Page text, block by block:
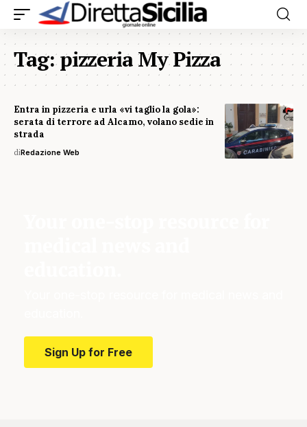
Tag:pizzeria My Pizza
Entra in pizzeria e urla «vi taglio la gola»:
serata di terrore ad Alcamo, volano sedie in
strada
diRedazione Web
Sign Up for Free